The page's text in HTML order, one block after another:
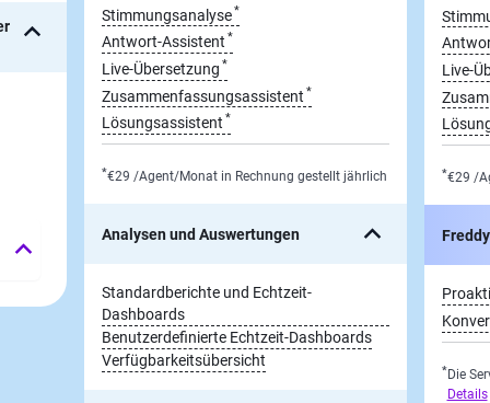
Stimmungsanalyse*
Antwort-Assistent *
Live-Übersetzung *
Zusammenfassungsassistent *
Lösungsassistent *
*€29 /Agent/Monat in Rechnung gestellt jährlich
Analysen und Auswertungen
Standardberichte und Echtzeit-
Dashboards
Benutzerdefinierte Echtzeit-Dashboards
Verfügbarkeitsübersicht
Live-
*€29 /
*Die
Details